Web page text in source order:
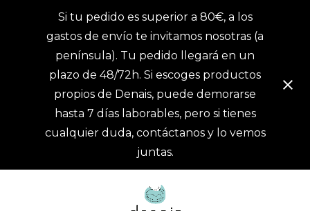
Si tu pedido es superior a 80€, a los
gastos de envío te invitamos nosotras (a
península). Tu pedido llegará en un
plazo de 48/72h. Si escoges productos
propios de Denais, puede demorarse
hasta 7 días laborables, pero si tienes
cualquier duda, contáctanos y lo vemos
juntas.